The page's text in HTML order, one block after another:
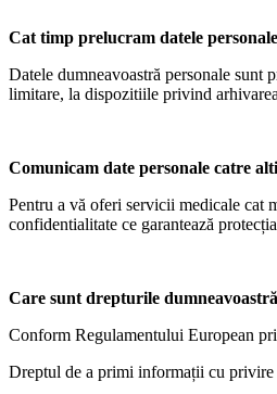
Cat timp prelucram datele
Datele dumneavoastră personale sunt
limitare, la dispozitiile privind
Comunicam date personale catre
Pentru a vă oferi servicii medicale cat
confidentialitate ce garantează
Care sunt drepturile
Conform Regulamentului European
Dreptul de a primi informații cu privire